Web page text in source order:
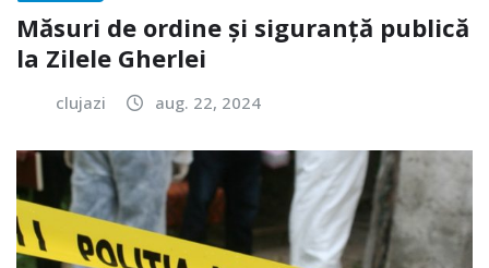
Măsuri de ordine și siguranță publică
la Zilele Gherlei
clujazi aug. 22, 2024